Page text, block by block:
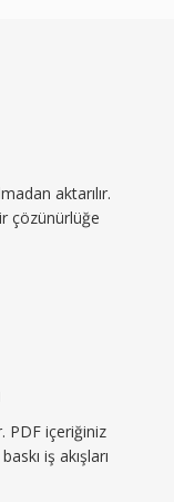
aktarılır.
çözünürlüğe
PDF içeriğiniz
iş akışları